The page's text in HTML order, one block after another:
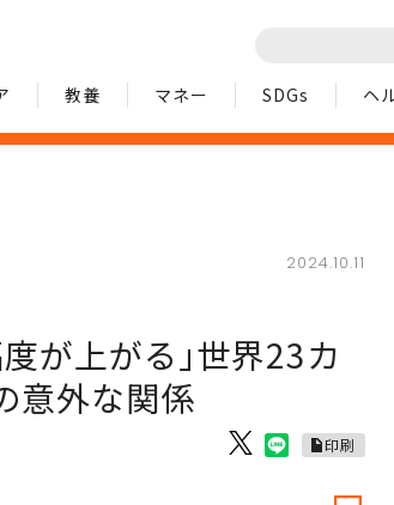
教養 マネー SDGs ヘ
2024.10.11
が上がる｣世界23カ
意外な関係
印刷